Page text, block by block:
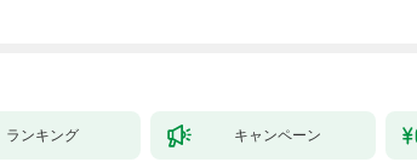
ランキング キャンペーン